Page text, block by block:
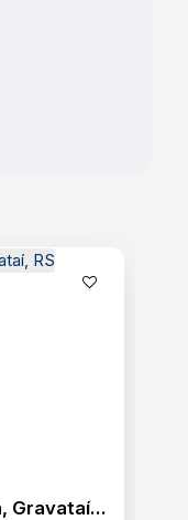
Terreno à venda, Nossa Chácara, Gravataí, RS